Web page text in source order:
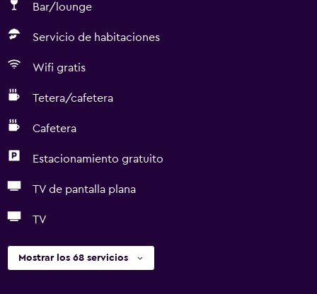
Bar/lounge
Servicio de habitaciones
Wifi gratis
Tetera/cafetera
Cafetera
Estacionamiento gratuito
TV de pantalla plana
TV
Mostrar los 68 servicios